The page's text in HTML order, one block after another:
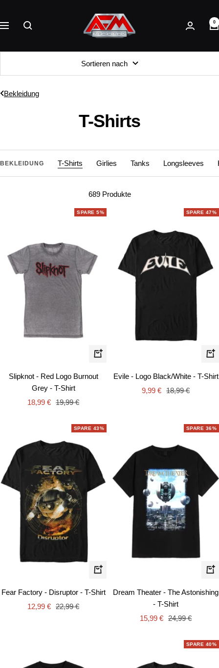
Inhalt
Navigation
AFM
Records
0
Sortieren nach
Bekleidung
T-Shirts
BEKLEIDUNG T-Shirts Girlies Tanks Longsleeves
689 Produkte
SPARE 5%
Schnellansicht
Slipknot - Red Logo Burnout
Grey - T-Shirt
Angebotspreis
18,99 € Regulärer
19,99 €
SPARE 47%
Evile - Logo Black/White - T-Shirt
Angebotspreis
9,99 € Regulärer
18,99 €
SPARE 43%
Schnellansicht
Fear Factory - Disruptor - T-Shirt
Angebotspreis
12,99 € Regulärer
22,99 €
SPARE 36%
Dream Theater - The Astonishing
- T-Shirt
Angebotspreis
15,99 € Regulärer
24,99 €
SPARE 40%